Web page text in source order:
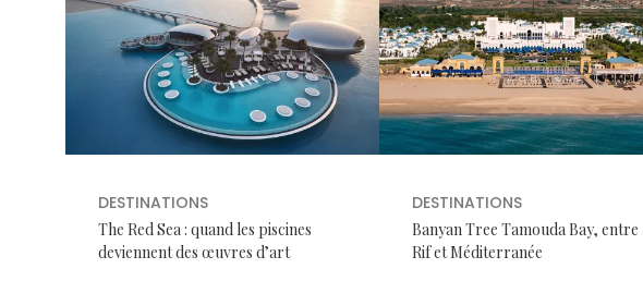
DESTINATIONS
The Red Sea : quand les piscines
deviennent des œuvres d’art
DESTINATIONS
Banyan Tree Tamouda Bay, entre
Rif et Méditerranée